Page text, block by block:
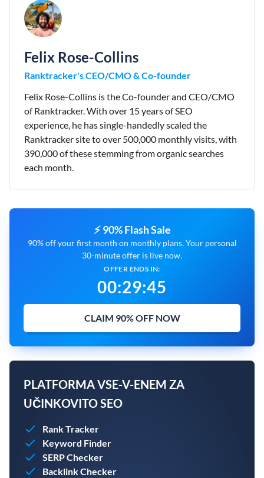
Felix Rose-Collins
Ranktracker's CEO/CMO & Co-founder
Felix Rose-Collins is the Co-founder and CEO/CMO
of Ranktracker. With over 15 years of SEO
experience, he has single-handedly scaled the
Ranktracker site to over 500,000 monthly visits, with
390,000 of these stemming from organic searches
each month.
⚡ 90% Flash Sale
90% off your first month on monthly plans. Your personal
30-minute offer is live now.
OFFER ENDS IN:
00:29:43
CLAIM 90% OFF NOW
PLATFORMA VSE-V-ENEM ZA
UČINKOVITO SEO
Rank Tracker
Keyword Finder
SERP Checker
Backlink Checker